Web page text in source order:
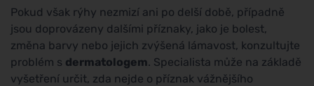
Pokud však rýhy nezmizí ani po delší době, případně
jsou doprovázeny dalšími příznaky, jako je bolest,
změna barvy nebo jejich zvýšená lámavost, konzultujte
problém s dermatologem. Specialista může na základě
vyšetření určit, zda nejde o příznak vážnějšího